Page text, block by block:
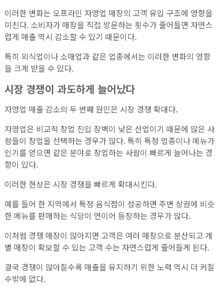
이러한 변화는 오프라인 자영업 매장의 고객 유입 구조에 영향을
미친다. 소비자가 매장을 직접 방문하는 횟수가 줄어들면 자연스
럽게 매출 역시 감소할 수 있기 때문이다.
특히 외식업이나 소매업과 같은 업종에서는 이러한 변화의 영향
을 크게 받을 수 있다.
시장 경쟁이 과도하게 늘어났다
자영업 매출 감소의 두 번째 원인은 시장 경쟁 확대다.
자영업은 비교적 창업 진입 장벽이 낮은 산업이기 때문에 많은 사
람들이 창업을 선택하는 경우가 많다. 특히 특정 업종이나 메뉴가
인기를 얻으면 같은 분야로 창업하는 사람이 빠르게 늘어나는 경
향이 있다.
이러한 현상은 시장 경쟁을 빠르게 확대시킨다.
예를 들어 한 지역에서 특정 음식점이 성공하면 주변 상권에 비슷
한 메뉴를 판매하는 식당이 연이어 등장하는 경우가 많다.
이처럼 경쟁 매장이 많아지면 고객은 여러 매장으로 분산되고 개
별 매장이 확보할 수 있는 고객 수는 자연스럽게 줄어들게 된다.
결국 경쟁이 많아질수록 매출을 유지하기 위한 노력 역시 더 커질
수밖에 없다.